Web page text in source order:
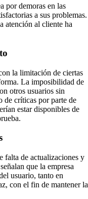
por demoras en las
a sus problemas.
atención al cliente ha
la limitación de ciertas
La imposibilidad de
otros usuarios sin
de críticas por parte de
estar disponibles de
falta de actualizaciones y
que la empresa
usuario, tanto en
con el fin de mantener la